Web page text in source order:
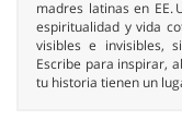
madres latinas en EE.
espiritualidad y vida
visibles e invisibles,
Escribe para inspirar,
tu historia tienen un